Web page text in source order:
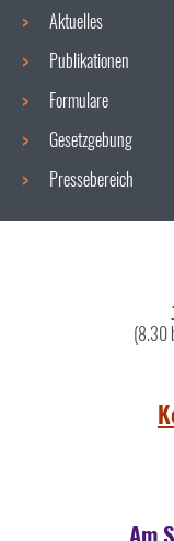
Aktuelles
Publikationen
Formulare
Gesetzgebung
Pressebereich
(8.30